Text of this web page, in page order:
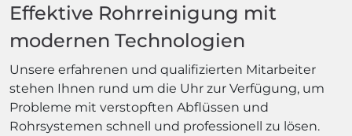
Effektive Rohrreinigung mit
modernen Technologien
Unsere erfahrenen und qualifizierten Mitarbeiter
stehen Ihnen rund um die Uhr zur Verfügung, um
Probleme mit verstopften Abflüssen und
Rohrsystemen schnell und professionell zu lösen.